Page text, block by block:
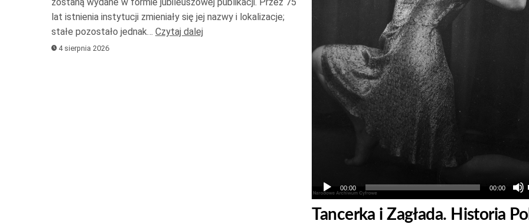
aby
zmniejszyć
lat istnienia instytucji zmieniały się jej nazwy i lokalizacje;
stałe pozostało jednak… Czytaj dalej
4 sierpnia 2026
00:00 00:00
Tancerka i Zagłada. Historia